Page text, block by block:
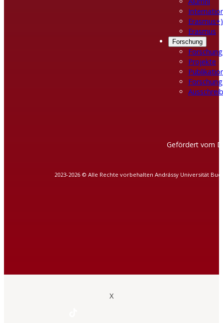
Erasmus
Forschung
Projekte
Gefördert vom
2023-2026 © Alle Rechte vorbehalten Andrássy Universität
X